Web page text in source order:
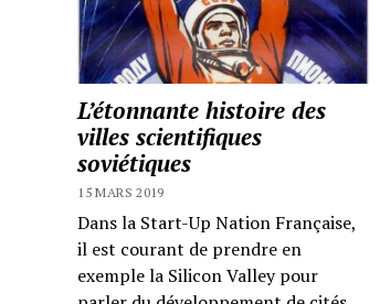
L’étonnante histoire des
villes scientifiques
soviétiques
15 MARS 2019
Dans la Start-Up Nation Française,
il est courant de prendre en
exemple la Silicon Valley pour